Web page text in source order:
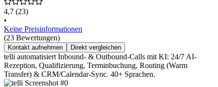
4,7 (23)
•
Keine Preisinformationen
(23 Bewertungen)
Kontakt aufnehmen Direkt vergleichen
telli automatisiert Inbound- & Outbound-Calls mit KI: 24/7 AI-
Rezeption, Qualifizierung, Terminbuchung, Routing (Warm
Transfer) & CRM/Calendar-Sync. 40+ Sprachen.